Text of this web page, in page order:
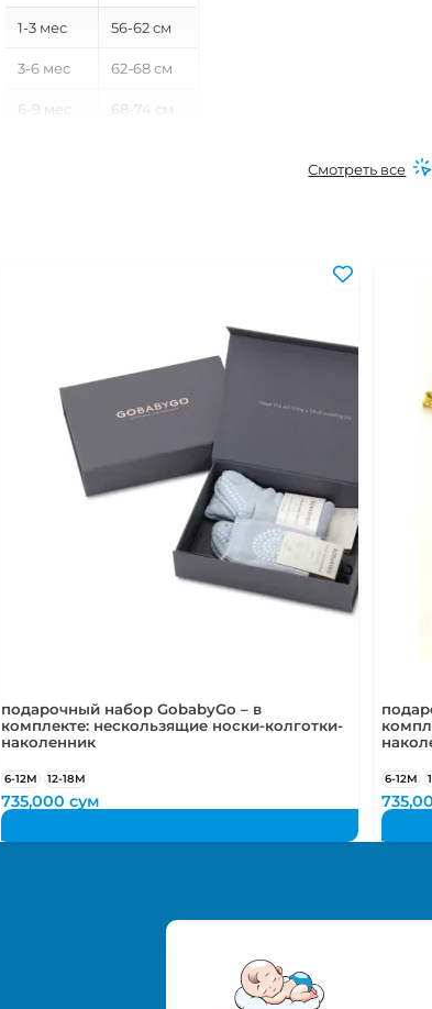
1-3 мес 56-62 см
3-6 мес 62-68 см
6-9 мес 68-74 см
5-6 лет
Смотреть все
подарочный набор GobabyGo – в
комплекте: нескользящие носки-колготки-
наколенник
6-12М 12-18М
735,000сум
6-12М